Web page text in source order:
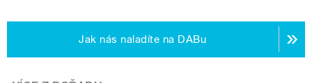
Jak nás naladíte na DABu